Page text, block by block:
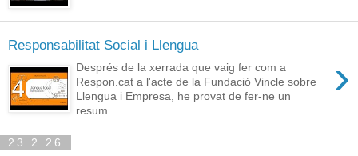
Responsabilitat Social i Llengua
›
Després de la xerrada que vaig fer com a
Respon.cat a l'acte de la Fundació Vincle sobre
Llengua i Empresa, he provat de fer-ne un
resum...
23.2.26